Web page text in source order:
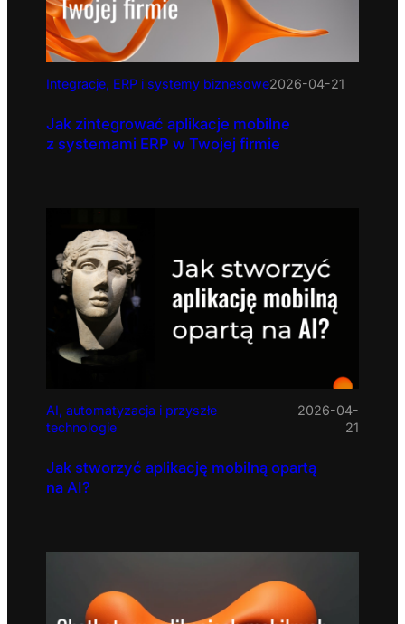
Integracje, ERP i systemy biznesowe2026-04-21
Jak zintegrować aplikacje mobilne
z systemami ERP w Twojej firmie
AI, automatyzacja i przyszłe
technologie
2026-04-
21
Jak stworzyć aplikację mobilną opartą
na AI?